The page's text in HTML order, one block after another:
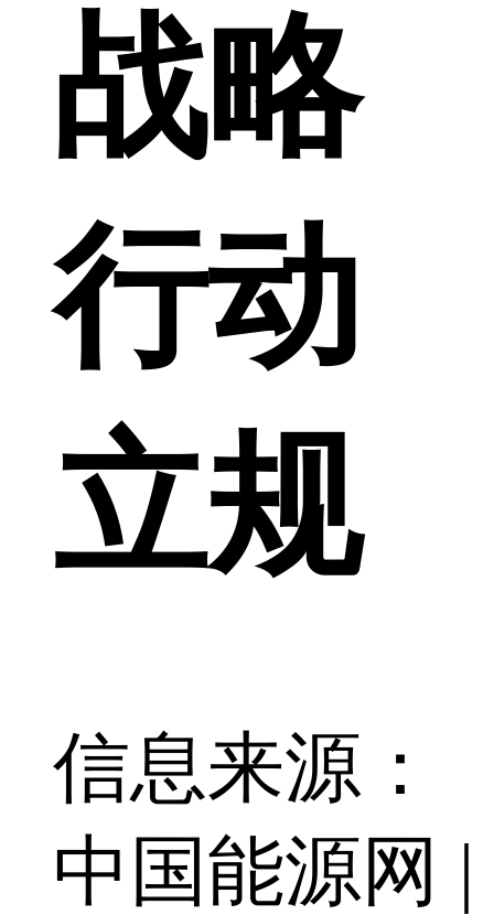
战略
行动
立规
信息来源：
中国能源网 |